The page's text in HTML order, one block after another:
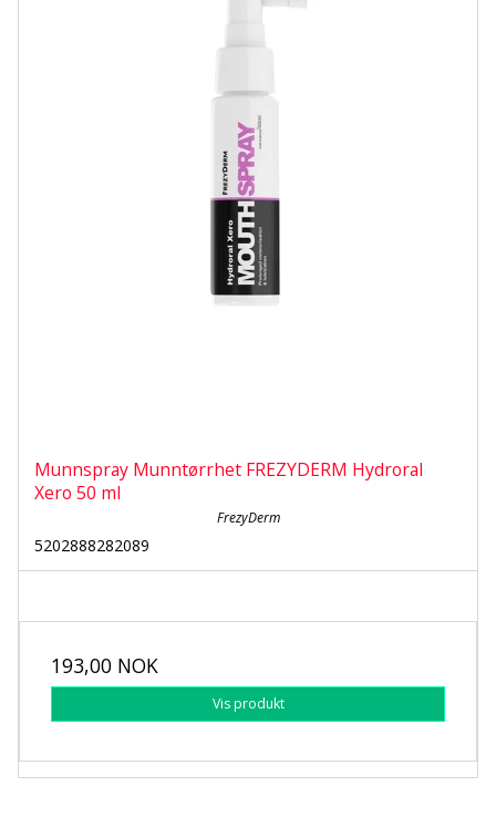
Munnspray Munntørrhet FREZYDERM Hydroral
Xero 50 ml
FrezyDerm
5202888282089
193,00 NOK
Vis produkt